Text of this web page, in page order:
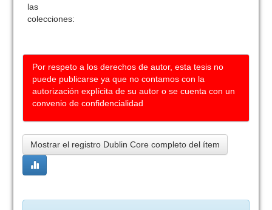
las
colecciones:
Por respeto a los derechos de autor, esta tesis no
puede publicarse ya que no contamos con la
autorización explícita de su autor o se cuenta con un
convenio de confidencialidad
Mostrar el registro Dublin Core completo del ítem